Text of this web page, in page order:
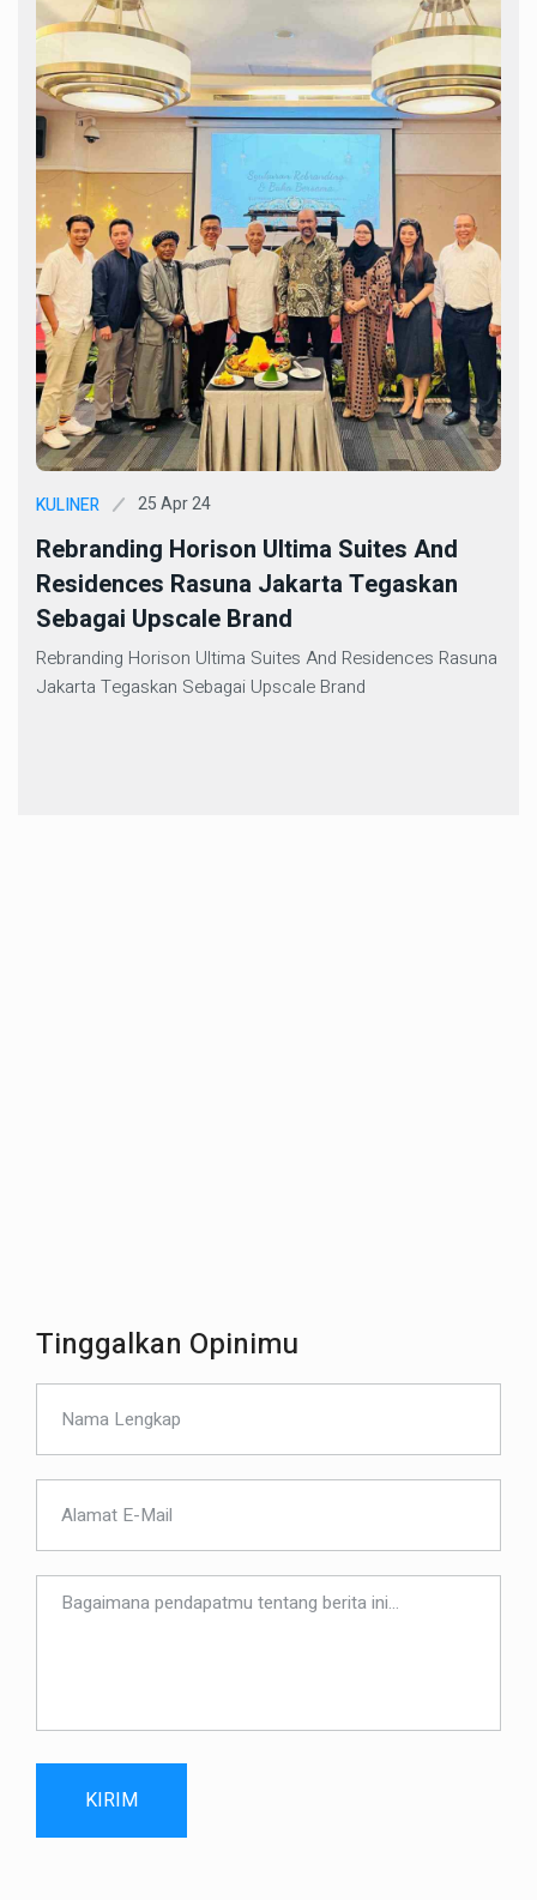
KULINER 25 Apr 24
Rebranding Horison Ultima Suites And
Residences Rasuna Jakarta Tegaskan
Sebagai Upscale Brand
Rebranding Horison Ultima Suites And Residences Rasuna
Jakarta Tegaskan Sebagai Upscale Brand
Tinggalkan Opinimu
KIRIM